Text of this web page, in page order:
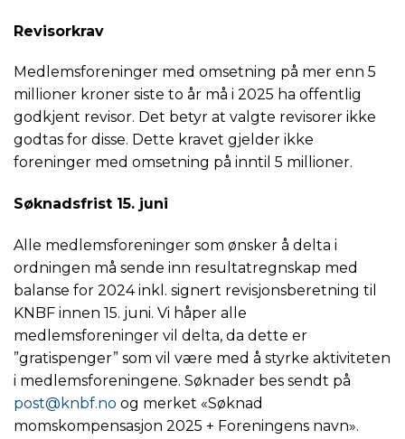
Revisorkrav
Medlemsforeninger med omsetning på mer enn 5
millioner kroner siste to år må i 2025 ha offentlig
godkjent revisor. Det betyr at valgte revisorer ikke
godtas for disse. Dette kravet gjelder ikke
foreninger med omsetning på inntil 5 millioner.
Søknadsfrist 15. juni
Alle medlemsforeninger som ønsker å delta i
ordningen må sende inn resultatregnskap med
balanse for 2024 inkl. signert revisjonsberetning til
KNBF innen 15. juni. Vi håper alle
medlemsforeninger vil delta, da dette er
”gratispenger” som vil være med å styrke aktiviteten
i medlemsforeningene. Søknader bes sendt på
post@knbf.no og merket «Søknad
momskompensasjon 2025 + Foreningens navn».